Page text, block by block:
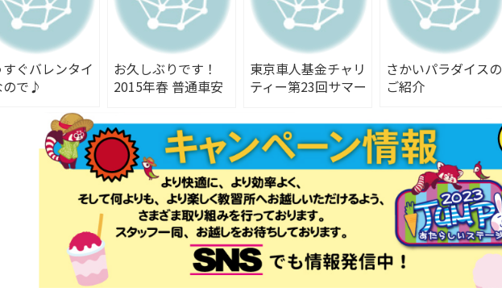
ぐバレンタイ
ので♪
お久しぶりです！
2015年春 普通車安
東京車人基金チャリ
ティー第23回サマー
の３～
さかいパラダイスの
ご紹介